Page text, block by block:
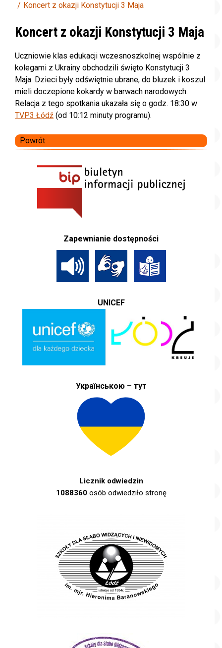
Koncert z okazji Konstytucji 3 Maja
Koncert z okazji Konstytucji 3 Maja
Uczniowie klas edukacji wczesnoszkolnej wspólnie z
kolegami z Ukrainy obchodzili święto Konstytucji 3
Maja. Dzieci były odświętnie ubrane, do bluzek i koszul
mieli doczepione kokardy w barwach narodowych.
Relacja z tego spotkania ukazała się o godz. 18:30 w
TVP3 Łódź (od 10:12 minuty programu).
Powrót
Zapewnianie dostępności
UNICEF
Українською – тут
Licznik odwiedzin
1088360osób odwiedziło stronę